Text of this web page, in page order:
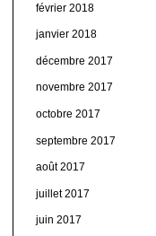
février 2018
janvier 2018
décembre 2017
novembre 2017
octobre 2017
septembre 2017
août 2017
juillet 2017
juin 2017